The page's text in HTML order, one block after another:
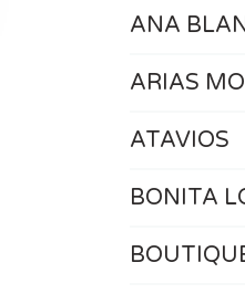
ANA
ARIAS
ATAVIOS
BONITA